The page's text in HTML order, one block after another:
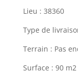
Lieu : 38360
Type de
Terrain : Pas
Surface : 90 m2